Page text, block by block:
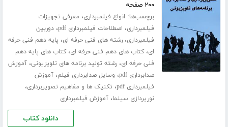
۲۰۰ صفحه
برچسب‌ها: انواع فیلمبرداری، معرفی تجهیزات
فیلمبرداری، اصطلاحات فیلمبرداری pdf ،دوربین
فیلمبرداری،رشته های فنی حرفه ای، پایه دهم فنی حرفه
ای،کتاب های دهم فنی حرفه ای،کتاب های پایه دهم
فنی حرفه ای،رشته تولید برنامه های تلویزیونی،آموزش
صدابرداری pdf
، وسایل صدابرداری فیلم،آموزش
فیلمبرداری pdf
، تکنیک ها و مفاهیم تصویربرداری،
نورپردازی سینما،آموزش فیلمبرداری
دانلود کتاب